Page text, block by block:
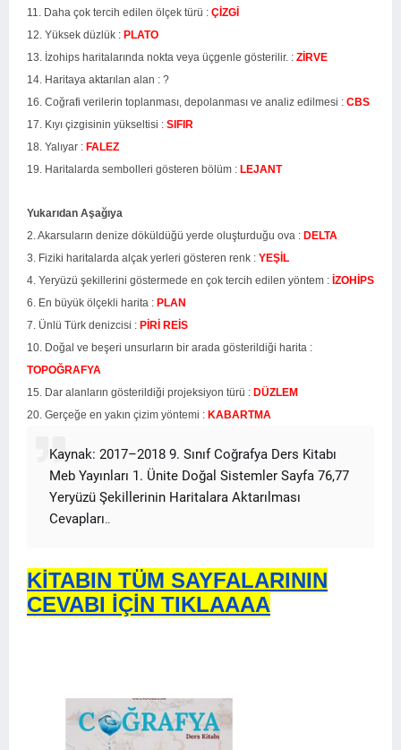
11. Daha çok tercih edilen ölçek türü : ÇİZGİ
12. Yüksek düzlük : PLATO
13. İzohips haritalarında nokta veya üçgenle gösterilir. : ZİRVE
14. Haritaya aktarılan alan : ?
16. Coğrafi verilerin toplanması, depolanması ve analiz edilmesi : CBS
17. Kıyı çizgisinin yükseltisi : SIFIR
18. Yalıyar : FALEZ
19. Haritalarda sembolleri gösteren bölüm : LEJANT
Yukarıdan Aşağıya
2. Akarsuların denize döküldüğü yerde oluşturduğu ova : DELTA
3. Fiziki haritalarda alçak yerleri gösteren renk : YEŞİL
4. Yeryüzü şekillerini göstermede en çok tercih edilen yöntem : İZOHİPS
6. En büyük ölçekli harita : PLAN
7. Ünlü Türk denizcisi : PİRİ REİS
10. Doğal ve beşeri unsurların bir arada gösterildiği harita :
TOPOĞRAFYA
15. Dar alanların gösterildiği projeksiyon türü : DÜZLEM
20. Gerçeğe en yakın çizim yöntemi : KABARTMA
Kaynak: 2017–2018 9. Sınıf Coğrafya Ders Kitabı
Meb Yayınları 1. Ünite Doğal Sistemler Sayfa 76,77
Yeryüzü Şekillerinin Haritalara Aktarılması
Cevapları..
KİTABIN TÜM SAYFALARININ
CEVABI İÇİN TIKLAAAA